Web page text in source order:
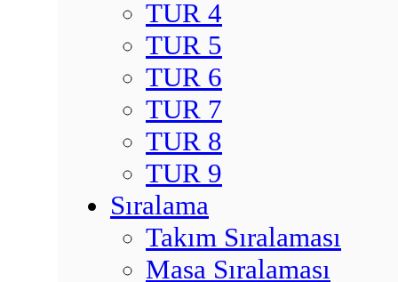
TUR 4
TUR 5
TUR 6
TUR 7
TUR 8
TUR 9
Sıralama
Takım Sıralaması
Masa Sıralaması